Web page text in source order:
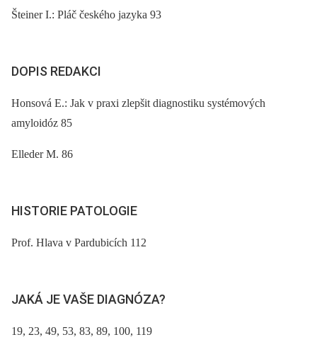
Šteiner I.: Pláč českého jazyka 93
DOPIS REDAKCI
Honsová E.: Jak v praxi zlepšit diagnostiku systémových
amyloidóz 85
Elleder M. 86
HISTORIE PATOLOGIE
Prof. Hlava v Pardubicích 112
JAKÁ JE VAŠE DIAGNÓZA?
19, 23, 49, 53, 83, 89, 100, 119